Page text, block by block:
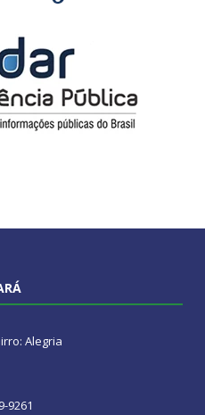
Alegria
9261